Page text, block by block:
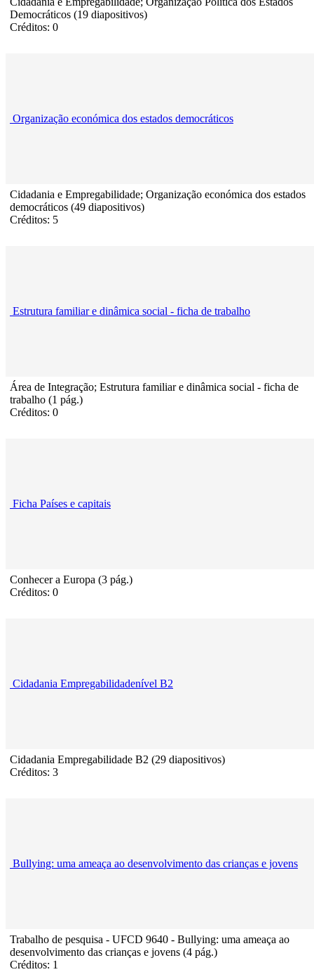
Democráticos (19 diapositivos)
Créditos: 0
Organização económica dos estados democráticos
Cidadania e Empregabilidade; Organização económica dos estados
democráticos (49 diapositivos)
Créditos: 5
Estrutura familiar e dinâmica social - ficha de trabalho
Área de Integração; Estrutura familiar e dinâmica social - ficha de
trabalho (1 pág.)
Créditos: 0
Ficha Países e capitais
Conhecer a Europa (3 pág.)
Créditos: 0
Cidadania Empregabilidadenível B2
Cidadania Empregabilidade B2 (29 diapositivos)
Créditos: 3
Bullying: uma ameaça ao desenvolvimento das crianças e jovens
Trabalho de pesquisa - UFCD 9640 - Bullying: uma ameaça ao
desenvolvimento das crianças e jovens (4 pág.)
Créditos: 1